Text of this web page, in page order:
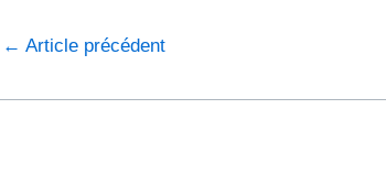
← Article précédent